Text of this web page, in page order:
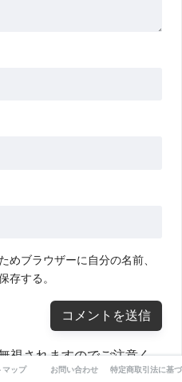
めブラウザーに自分の名前、
存する。
視されますのでご注意く
マップ お問い合わせ 特定商取引法に基